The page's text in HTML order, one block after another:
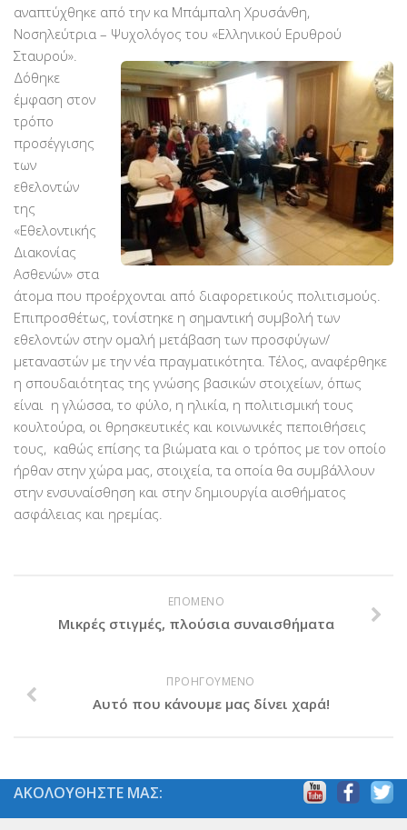
αναπτύχθηκε από την κα Μπάμπαλη Χρυσάνθη,
Νοσηλεύτρια – Ψυχολόγος του «Ελληνικού Ερυθρού
Σταυρού».
Δόθηκε
έμφαση στον
τρόπο
προσέγγισης
των
εθελοντών
της
«Εθελοντικής
Διακονίας
Ασθενών» στα
άτομα που προέρχονται από διαφορετικούς πολιτισμούς.
Επιπροσθέτως, τονίστηκε η σημαντική συμβολή των
εθελοντών στην ομαλή μετάβαση των προσφύγων/
μεταναστών με την νέα πραγματικότητα. Τέλος, αναφέρθηκε
η σπουδαιότητας της γνώσης βασικών στοιχείων, όπως
είναι η γλώσσα, το φύλο, η ηλικία, η πολιτισμική τους
κουλτούρα, οι θρησκευτικές και κοινωνικές πεποιθήσεις
τους, καθώς επίσης τα βιώματα και ο τρόπος με τον οποίο
ήρθαν στην χώρα μας, στοιχεία, τα οποία θα συμβάλλουν
στην ενσυναίσθηση και στην δημιουργία αισθήματος
ασφάλειας και ηρεμίας.
ΕΠΟΜΕΝΟ
Μικρές στιγμές, πλούσια συναισθήματα
ΠΡΟΗΓΟΥΜΕΝΟ
Αυτό που κάνουμε μας δίνει χαρά!
ΑΚΟΛΟΥΘΗΣΤΕ ΜΑΣ: